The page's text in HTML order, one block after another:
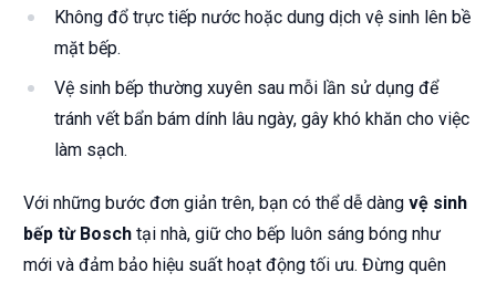
Không đổ trực tiếp nước hoặc dung dịch vệ sinh lên bề
mặt bếp.
Vệ sinh bếp thường xuyên sau mỗi lần sử dụng để
tránh vết bẩn bám dính lâu ngày, gây khó khăn cho việc
làm sạch.
Với những bước đơn giản trên, bạn có thể dễ dàng vệ sinh
bếp từ Bosch tại nhà, giữ cho bếp luôn sáng bóng như
mới và đảm bảo hiệu suất hoạt động tối ưu. Đừng quên